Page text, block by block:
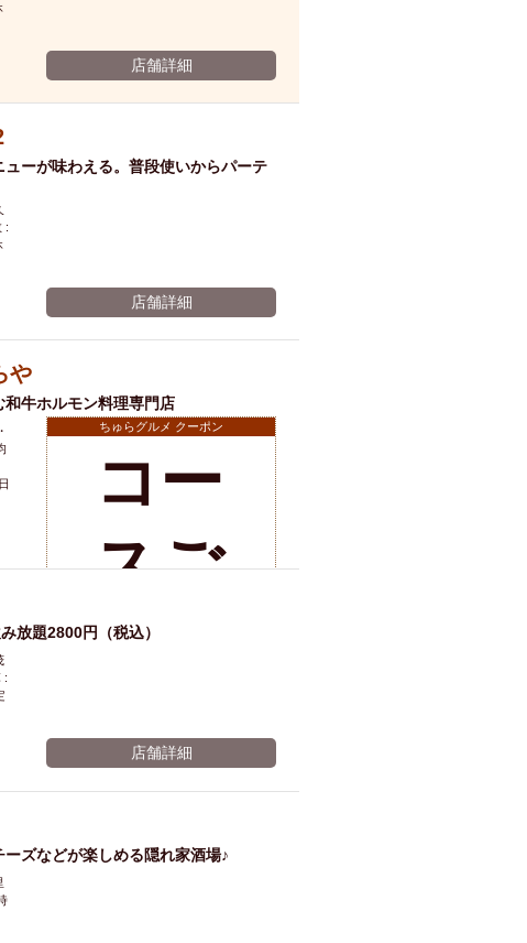
ラム肉
洋食
上コース 地中海料理
鍋
）
古島駅周辺
バイキング（ビュッフェ）
冬限定メニュー
おでん
ー
牛串焼き
首里駅周辺
園駅周辺
小禄駅周辺
LUNCH 特集
店舗詳細
ーが味わえる。普段使いからパーテ
:
店舗詳細
や
牛ホルモン料理専門店
ちゅらグルメ クーポン
コー
スご
予約
で、
飲み
放題2800円（税込）
:
店舗詳細
ズなどが楽しめる隠れ家酒場♪